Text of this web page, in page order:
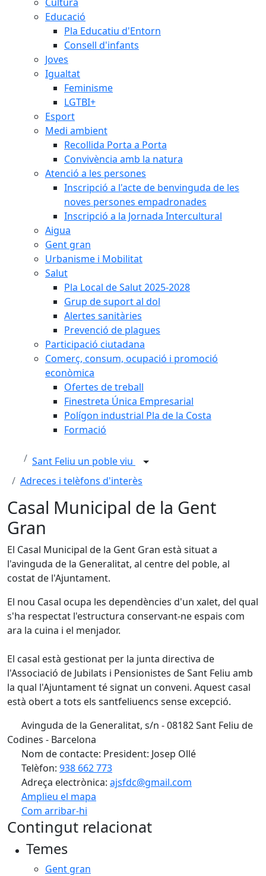
Educació
Pla Educatiu d'Entorn
Consell d'infants
Joves
Igualtat
Feminisme
LGTBI+
Esport
Medi ambient
Recollida Porta a Porta
Convivència amb la natura
Atenció a les persones
Inscripció a l'acte de benvinguda de les
noves persones empadronades
Inscripció a la Jornada Intercultural
Aigua
Gent gran
Urbanisme i Mobilitat
Salut
Pla Local de Salut 2025-2028
Grup de suport al dol
Alertes sanitàries
Prevenció de plagues
Participació ciutadana
Comerç, consum, ocupació i promoció
econòmica
Ofertes de treball
Finestreta Única Empresarial
Polígon industrial Pla de la Costa
Formació
Sant Feliu un poble viu
Adreces i telèfons d'interès
Casal Municipal de la Gent
Gran
El Casal Municipal de la Gent Gran està situat a
l'avinguda de la Generalitat, al centre del poble, al
costat de l'Ajuntament.
El nou Casal ocupa les dependències d'un xalet, del qual
s'ha respectat l'estructura conservant-ne espais com
ara la cuina i el menjador.
El casal està gestionat per la junta directiva de
l'Associació de Jubilats i Pensionistes de Sant Feliu amb
la qual l'Ajuntament té signat un conveni. Aquest casal
està obert a tots els santfeliuencs sense excepció.
Avinguda de la Generalitat, s/n - 08182 Sant Feliu de
Codines - Barcelona
Nom de contacte: President: Josep Ollé
Telèfon: 938 662 773
Adreça electrònica: ajsfdc@gmail.com
Amplieu el mapa
Com arribar-hi
+
Contingut relacionat
Temes
Gent gran